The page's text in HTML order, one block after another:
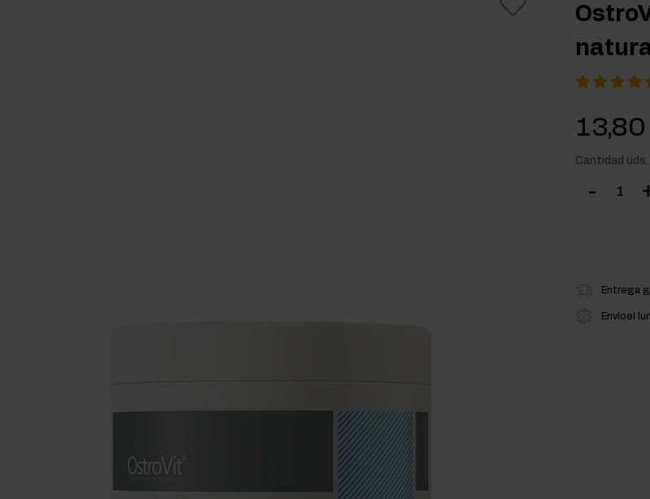
13,80
Cantidad uds.
-
Entrega
Envíoel